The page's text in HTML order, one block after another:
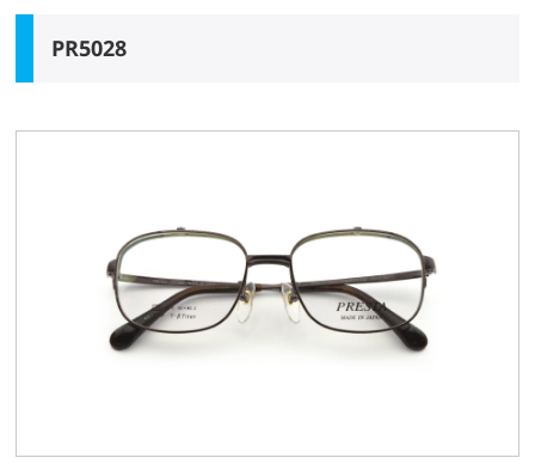
メガネドラッグについて
スタッフブログ
PR5028